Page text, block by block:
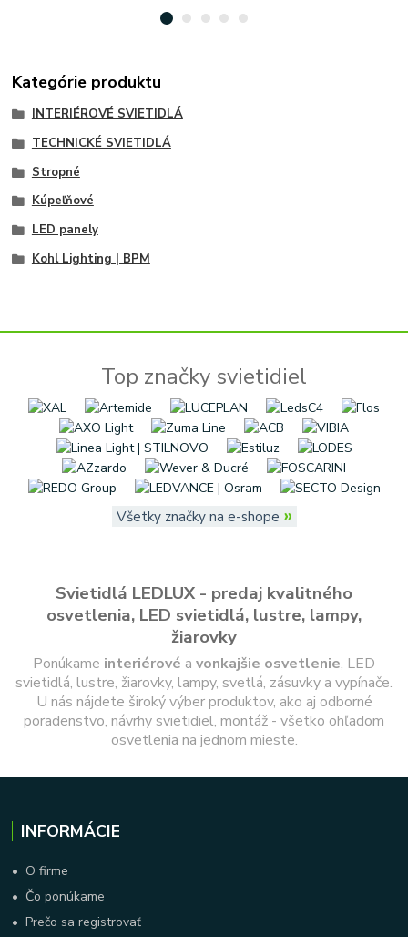
Kategórie produktu
INTERIÉROVÉ SVIETIDLÁ
TECHNICKÉ SVIETIDLÁ
Stropné
Kúpeľňové
LED panely
Kohl Lighting | BPM
Top značky svietidiel
Všetky značky na e-shope »
Svietidlá LEDLUX - predaj kvalitného
osvetlenia, LED svietidlá, lustre, lampy,
žiarovky
Ponúkame interiérové a vonkajšie osvetlenie, LED
svietidlá, lustre, žiarovky, lampy, svetlá, zásuvky a vypínače.
U nás nájdete široký výber produktov, ako aj odborné
poradenstvo, návrhy svietidiel, montáž - všetko ohľadom
osvetlenia na jednom mieste.
INFORMÁCIE
• O firme
• Čo ponúkame
•Prečo sa registrovať